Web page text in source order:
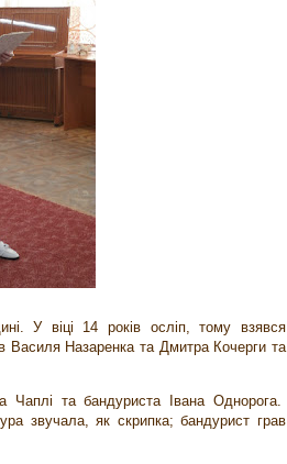
У віці 14 років осліп, тому взявся
Василя Назаренка та Дмитра Кочерги та
Чаплі та бандуриста Івана Однорога.
звучала, як скрипка; бандурист грав